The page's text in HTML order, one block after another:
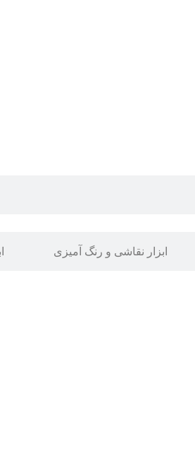
ابزار نقاشی و رنگ آمیزی